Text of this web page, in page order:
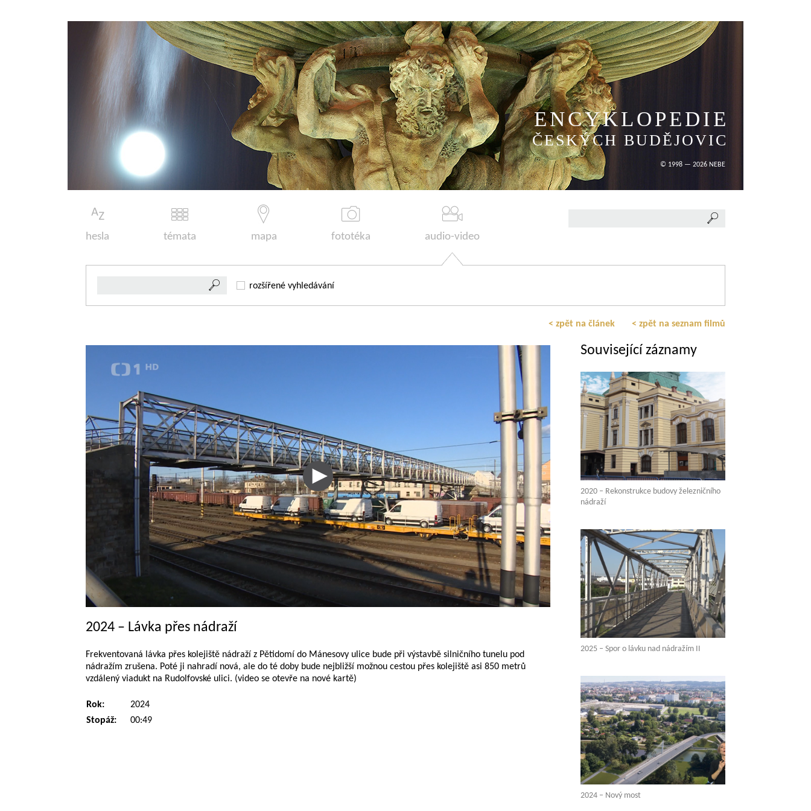
ENCYKLOPEDIE
ČESKÝCH BUDĚJOVIC
© 1998 — 2026 NEBE
hesla témata mapa fototéka audio-video
rozšířené vyhledávání
< zpět na článek < zpět na seznam filmů
2024 – Lávka přes nádraží
Frekventovaná lávka přes kolejiště nádraží z Pětidomí do Mánesovy ulice bude při výstavbě silničního tunelu pod
nádražím zrušena. Poté ji nahradí nová, ale do té doby bude nejbližší možnou cestou přes kolejiště asi 850 metrů
vzdálený viadukt na Rudolfovské ulici. (video se otevře na nové kartě)
Rok:
2024
Stopáž:
00:49
Související záznamy
2020 – Rekonstrukce budovy železničního
nádraží
2025 – Spor o lávku nad nádražím II
2024 – Nový most